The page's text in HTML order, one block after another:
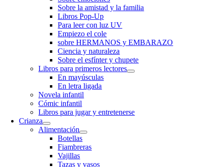
Sobre la amistad y la familia
Libros Pop-Up
Para leer con luz UV
Empiezo el cole
sobre HERMANOS y EMBARAZO
Ciencia y naturaleza
Sobre el esfínter y chupete
Libros para primeros lectores
En mayúsculas
En letra ligada
Novela infantil
Cómic infantil
Libros para jugar y entretenerse
Crianza
Alimentación
Botellas
Fiambreras
Vajillas
Tazas y vasos